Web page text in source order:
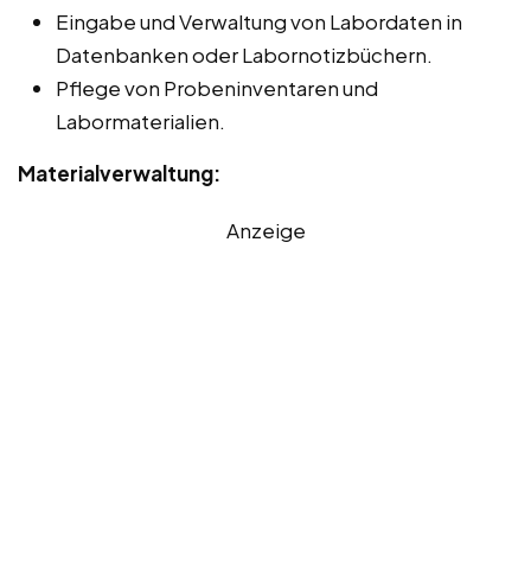
Eingabe und Verwaltung von Labordaten in
Datenbanken oder Labornotizbüchern.
Pflege von Probeninventaren und
Labormaterialien.
Materialverwaltung:
Anzeige